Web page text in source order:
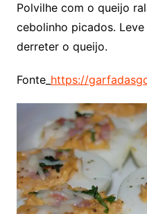
Polvilhe com o queijo
cebolinho picados.
derreter o queijo.
Fonte_ https://